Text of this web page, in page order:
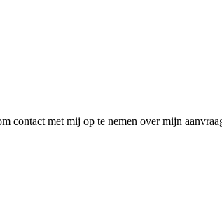
contact met mij op te nemen over mijn